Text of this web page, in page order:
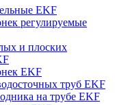
EKF
регулируемые
и плоских
EKF
труб EKF
на трубе EKF